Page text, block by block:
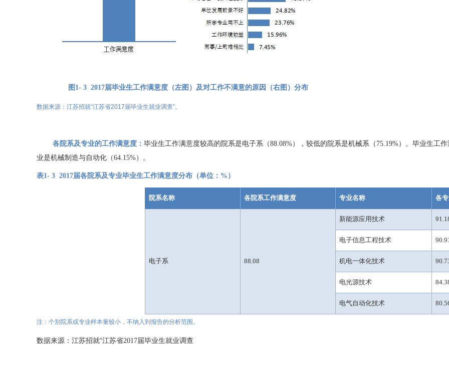
图 1- 32017届毕业生工作满意度（左图）及对工作不满意的原因（右图） 分布
数据来源：江苏招就“江苏省2017届毕业生就业调查”。
各院系及专业的工作满意度： 毕业生工作满意度较高的院系是电子系（88.08%），较低的 院系是机械系（ 75.19%）。 毕业生工作
业是机械制造与自动化（64.15%） 。
表1- 32017届各院系及专业毕业生工作满意度分布（单位： % ）
院系名称 各院系工作满意度 专业名称 各
电子系 88.08
新能源应用技术
电子信息工程技术
机电一体化技术
电光源技术
电气自动化技术
注：个别 院系或专业样本量较小，不纳入到报告的分析范围。
数据来源：江苏招就“江苏省2017届毕业生就业调查